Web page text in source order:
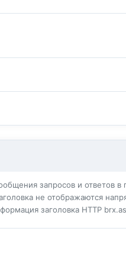
запросов и ответов
не отображаются
заголовка HTTP